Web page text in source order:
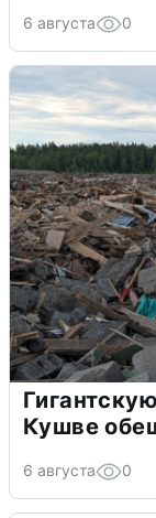
6 августа 0
Кушве
6 августа 0